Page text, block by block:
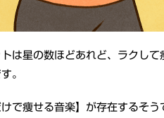
は星の数ほどあれど、ラクし
。
けで痩せる音楽】が存在するそう